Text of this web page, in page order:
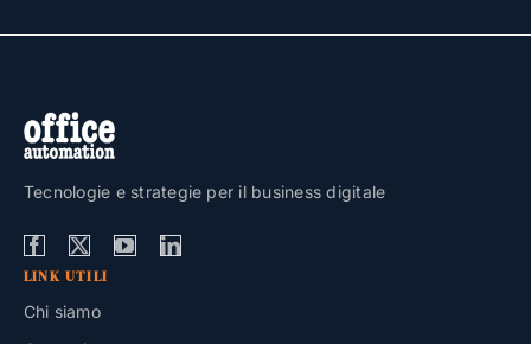
Tecnologie e strategie per il business digitale
LINK UTILI
Chi siamo